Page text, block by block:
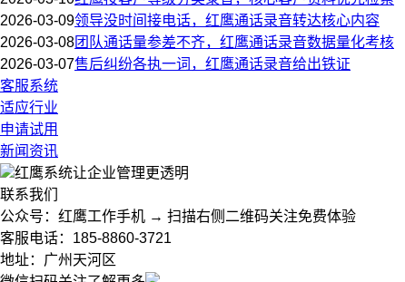
2026-03-09领导没时间接电话，红鹰通话录音转达核心内容
2026-03-08团队通话量参差不齐，红鹰通话录音数据量化考核
2026-03-07售后纠纷各执一词，红鹰通话录音给出铁证
客服系统
适应行业
申请试用
新闻资讯
红鹰系统让企业管理更透明
联系我们
公众号：红鹰工作手机 → 扫描右侧二维码关注免费体验
客服电话：185-8860-3721
地址：广州天河区